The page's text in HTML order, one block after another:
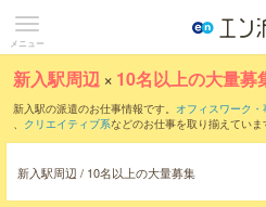
メニュー
新入駅周辺 × 10名以上の大量募
新入駅の派遣のお仕事情報です。 オフィスワーク・
、 クリエイティブ系などのお仕事を取り揃えてい
新入駅周辺 / 10名以上の大量募集